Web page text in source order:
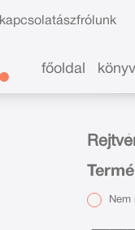
kapcsolatászfrólunk
főoldal
Nem